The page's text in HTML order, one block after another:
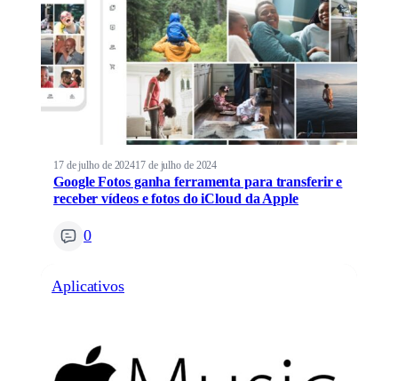
17 de julho de 202417 de julho de 2024
Google Fotos ganha ferramenta para transferir e
receber vídeos e fotos do iCloud da Apple
0
Aplicativos